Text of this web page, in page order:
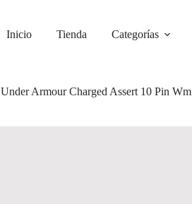
Inicio Tienda Categorías
Under Armour Charged Assert 10 Pin Wm